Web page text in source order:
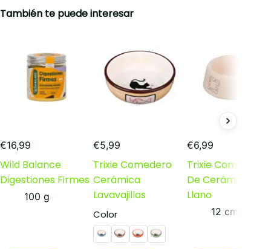
de
producto
de
También te puede interesar
€16,99
Wild Balance
Digestiones Firmes
100 g
€5,99
Trixie Comedero
Cerámica
Lavavajillas
Color
€6,99
Trixie Comedero
De Cerámica
Llano
12 cm